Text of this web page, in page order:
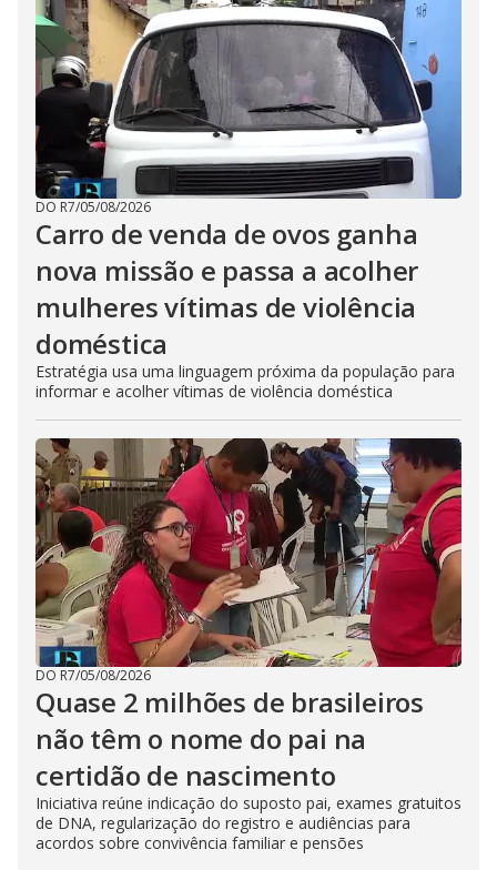
DO R7/05/08/2026
Carro de venda de ovos ganha
nova missão e passa a acolher
mulheres vítimas de violência
doméstica
Estratégia usa uma linguagem próxima da população para
informar e acolher vítimas de violência doméstica
DO R7/05/08/2026
Quase 2 milhões de brasileiros
não têm o nome do pai na
certidão de nascimento
Iniciativa reúne indicação do suposto pai, exames gratuitos
de DNA, regularização do registro e audiências para
acordos sobre convivência familiar e pensões